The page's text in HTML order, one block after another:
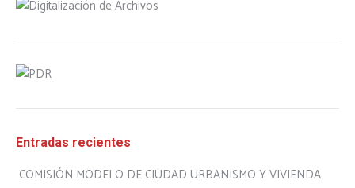
Entradas recientes
COMISIÓN MODELO DE CIUDAD URBANISMO Y VIVIENDA